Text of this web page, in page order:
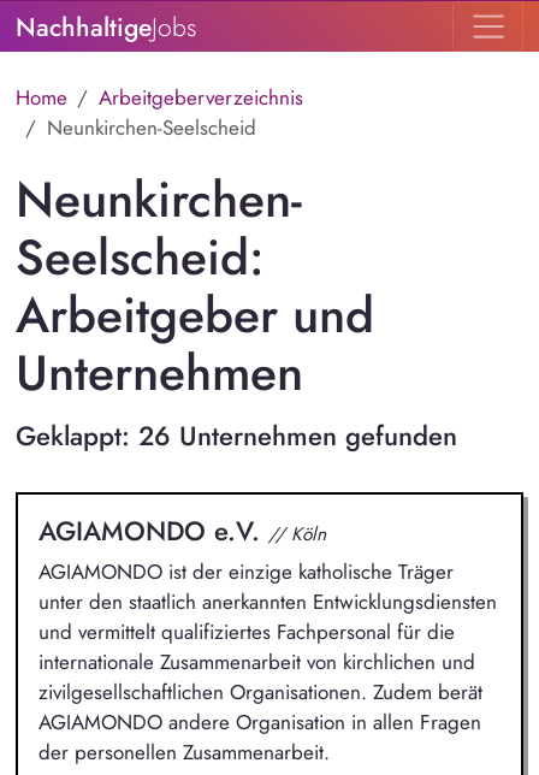
NachhaltigeJobs
Home
Arbeitgeberverzeichnis
Neunkirchen-Seelscheid
Neunkirchen-
Seelscheid:
Arbeitgeber und
Unternehmen
Geklappt: 26 Unternehmen gefunden
AGIAMONDO e.V. // Köln
AGIAMONDO ist der einzige katholische Träger
unter den staatlich anerkannten Entwicklungsdiensten
und vermittelt qualifiziertes Fachpersonal für die
internationale Zusammenarbeit von kirchlichen und
zivilgesellschaftlichen Organisationen. Zudem berät
AGIAMONDO andere Organisation in allen Fragen
der personellen Zusammenarbeit.